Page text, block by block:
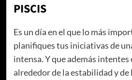
PISCIS
Es un día en el que lo más
planifiques tus iniciativas de
intensa. Y que además
alrededor de la estabilidad y de